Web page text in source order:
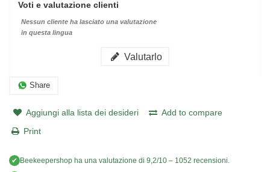
Voti e valutazione clienti
Nessun cliente ha lasciato una valutazione
in questa lingua
Valutarlo
Share
Aggiungi alla lista dei desideri
Add to compare
Print
✔ Beekeepershop ha una valutazione di 9,2/10 – 1052 recensioni.